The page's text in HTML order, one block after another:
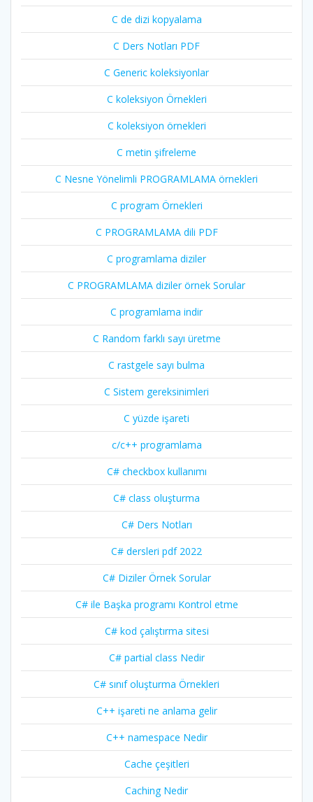
C de dizi kopyalama
C Ders Notları PDF
C Generic koleksiyonlar
C koleksiyon Örnekleri
C koleksiyon örnekleri
C metin şifreleme
C Nesne Yönelimli PROGRAMLAMA örnekleri
C program Örnekleri
C PROGRAMLAMA dili PDF
C programlama diziler
C PROGRAMLAMA diziler örnek Sorular
C programlama indir
C Random farklı sayı üretme
C rastgele sayı bulma
C Sistem gereksinimleri
C yüzde işareti
c/c++ programlama
C# checkbox kullanımı
C# class oluşturma
C# Ders Notları
C# dersleri pdf 2022
C# Diziler Örnek Sorular
C# ile Başka programı Kontrol etme
C# kod çalıştırma sitesi
C# partial class Nedir
C# sınıf oluşturma Örnekleri
C++ işareti ne anlama gelir
C++ namespace Nedir
Cache çeşitleri
Caching Nedir